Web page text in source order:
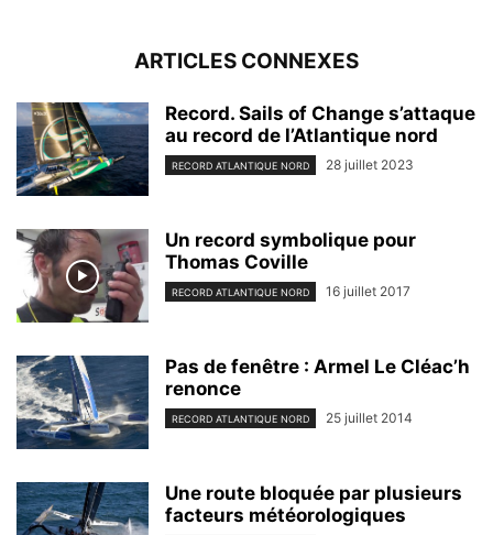
ARTICLES CONNEXES
Record. Sails of Change s’attaque
au record de l’Atlantique nord
RECORD ATLANTIQUE NORD 28 juillet 2023
Un record symbolique pour
Thomas Coville
RECORD ATLANTIQUE NORD 16 juillet 2017
Pas de fenêtre : Armel Le Cléac’h
renonce
RECORD ATLANTIQUE NORD 25 juillet 2014
Une route bloquée par plusieurs
facteurs météorologiques